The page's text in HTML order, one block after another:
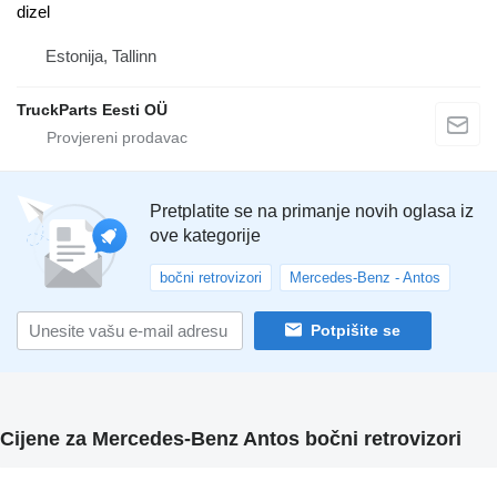
dizel
Estonija, Tallinn
TruckParts Eesti OÜ
Pretplatite se na primanje novih oglasa iz
ove kategorije
bočni retrovizori Mercedes-Benz - Antos
Potpišite se
Cijene za Mercedes-Benz Antos bočni retrovizori